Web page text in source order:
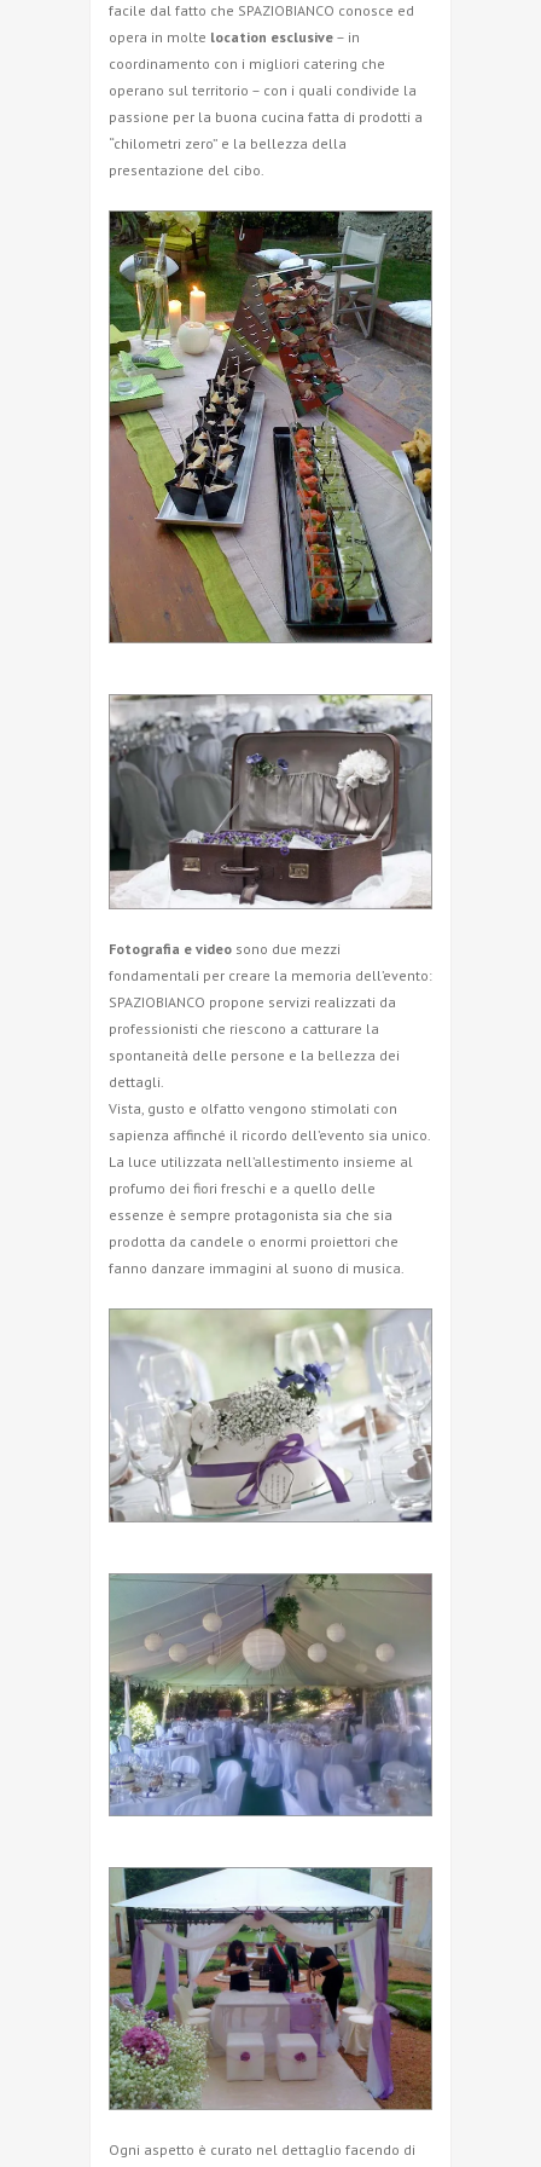
facile dal fatto che SPAZIOBIANCO conosce ed
opera in molte location esclusive – in
coordinamento con i migliori catering che
operano sul territorio – con i quali condivide la
passione per la buona cucina fatta di prodotti a
“chilometri zero” e la bellezza della
presentazione del cibo.
Fotografia e video sono due mezzi
fondamentali per creare la memoria dell’evento:
SPAZIOBIANCO propone servizi realizzati da
professionisti che riescono a catturare la
spontaneità delle persone e la bellezza dei
dettagli.
Vista, gusto e olfatto vengono stimolati con
sapienza affinché il ricordo dell’evento sia unico.
La luce utilizzata nell’allestimento insieme al
profumo dei fiori freschi e a quello delle
essenze è sempre protagonista sia che sia
prodotta da candele o enormi proiettori che
fanno danzare immagini al suono di musica.
Ogni aspetto è curato nel dettaglio facendo di